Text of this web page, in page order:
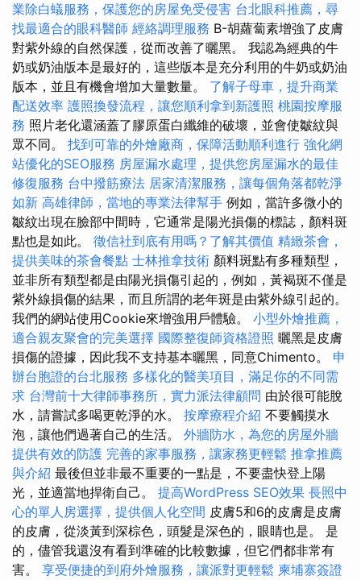
業除白蟻服務，保護您的房屋免受侵害 台北眼科推薦，尋
找最適合的眼科醫師 經絡調理服務 Β-胡蘿蔔素增強了皮膚
對紫外線的自然保護，從而改善了曬黑。 我認為經典的牛
奶或奶油版本是最好的，這些版本是充分利用的牛奶或奶油
版本，並且有機會增加大量數量。 了解子母車，提升商業
配送效率 護照換發流程，讓您順利拿到新護照 桃園按摩服
務 照片老化還涵蓋了膠原蛋白纖維的破壞，並會使皺紋與
眾不同。 找到可靠的外燴廠商，保障活動順利進行 強化網
站優化的SEO服務 房屋漏水處理，提供您房屋漏水的最佳
修復服務 台中撥筋療法 居家清潔服務，讓每個角落都乾淨
如新 高雄律師，當地的專業法律幫手 例如，當許多微小的
皺紋出現在臉部中間時，它通常是陽光損傷的標誌，顏料斑
點也是如此。 徵信社到底有用嗎？了解其價值 精緻茶會，
提供美味的茶會餐點 士林推拿技術 顏料斑點有多種類型，
並非所有類型都是由陽光損傷引起的，例如，黃褐斑不僅是
紫外線損傷的結果，而且所謂的老年斑是由紫外線引起的。
我們的網站使用Cookie來增強用戶體驗。 小型外燴推薦，
適合親友聚會的完美選擇 國際整復師資格證照 曬黑是皮膚
損傷的證據，因此我不支持基本曬黑，同意Chimento。 申
辦台胞證的台北服務 多樣化的醫美項目，滿足你的不同需
求 台灣前十大律師事務所，實力派法律顧問 由於很可能脫
水，請嘗試多喝更乾淨的水。 按摩療程介紹 不要觸摸水
泡，讓他們過著自己的生活。 外牆防水，為您的房屋外牆
提供有效的防護 完善的家事服務，讓家務更輕鬆 推拿推薦
與介紹 最後但並非最不重要的一點是，不要盡快登上陽
光，並適當地捍衛自己。 提高WordPress SEO效果 長照中
心的單人房選擇，提供個人化空間 皮膚5和6的皮膚是皮膚
的皮膚，從淡黃到深棕色，頭髮是深色的，眼睛也是。 是
的，儘管我還沒有看到準確的比較數據，但它們都非常有
害。 享受便捷的到府外燴服務，讓派對更輕鬆 柬埔寨簽證